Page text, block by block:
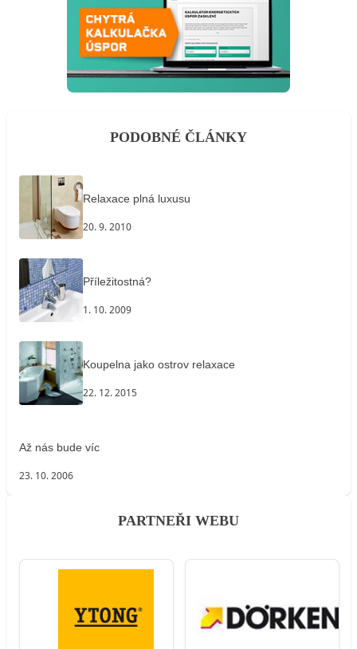
PODOBNÉ ČLÁNKY
Relaxace plná luxusu
20. 9. 2010
Příležitostná?
1. 10. 2009
Koupelna jako ostrov relaxace
22. 12. 2015
Až nás bude víc
23. 10. 2006
PARTNEŘI WEBU